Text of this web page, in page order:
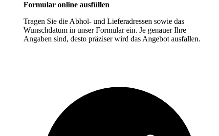
Formular online ausfüllen
Tragen Sie die Abhol- und Lieferadressen sowie das
Wunschdatum in unser Formular ein. Je genauer Ihre
Angaben sind, desto präziser wird das Angebot ausfallen.